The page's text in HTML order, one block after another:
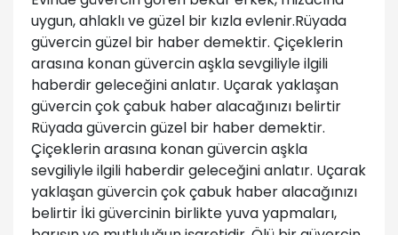
uygun, ahlaklı ve güzel bir kızla evlenir.Rüyada
güvercin güzel bir haber demektir. Çiçeklerin
arasına konan güvercin aşkla sevgiliyle ilgili
haberdir geleceğini anlatır. Uçarak yaklaşan
güvercin çok çabuk haber alacağınızı belirtir
Rüyada güvercin güzel bir haber demektir.
Çiçeklerin arasına konan güvercin aşkla
sevgiliyle ilgili haberdir geleceğini anlatır. Uçarak
yaklaşan güvercin çok çabuk haber alacağınızı
belirtir İki güvercinin birlikte yuva yapmaları,